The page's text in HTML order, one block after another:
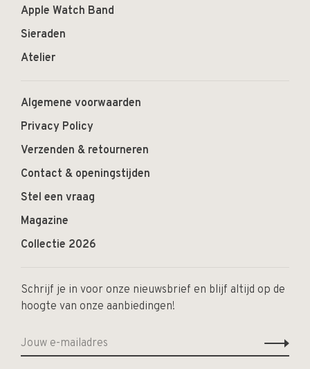
Apple Watch Band
Sieraden
Atelier
Algemene voorwaarden
Privacy Policy
Verzenden & retourneren
Contact & openingstijden
Stel een vraag
Magazine
Collectie 2026
Schrijf je in voor onze nieuwsbrief en blijf altijd op de
hoogte van onze aanbiedingen!